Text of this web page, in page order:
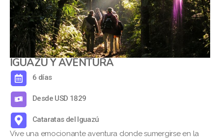
IGUAZÚ Y AVENTURA
6 días
Desde USD 1829
Cataratas del Iguazú
Vive una emocionante aventura donde sumergirse en la